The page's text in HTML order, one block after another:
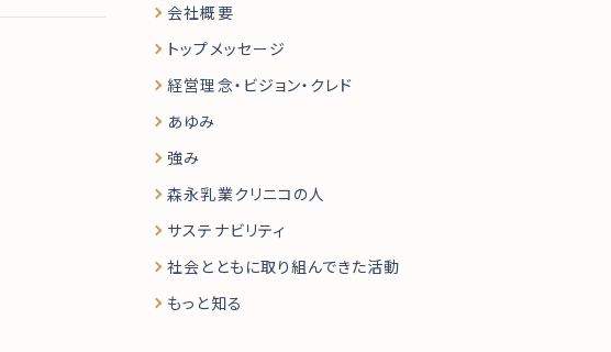
会社概要
トップメッセージ
経営理念・ビジョン・クレド
あゆみ
強み
森永乳業クリニコの人
サステナビリティ
社会とともに取り組んできた活動
もっと知る